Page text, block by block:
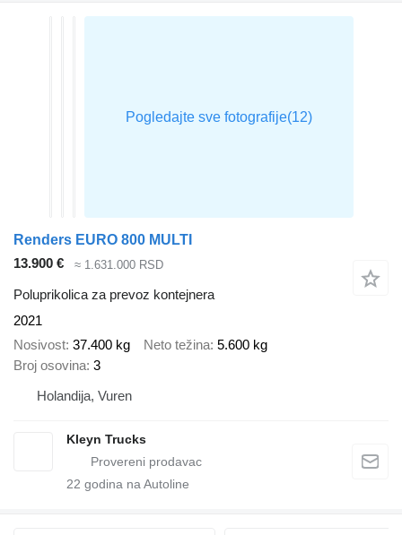
Renders EURO 800 MULTI
13.900 €
≈ 1.631.000 RSD
Poluprikolica za prevoz kontejnera
2021
Nosivost 37.400 kg Neto težina 5.600 kg
Broj osovina 3
Holandija, Vuren
Kleyn Trucks
22 godina na Autoline